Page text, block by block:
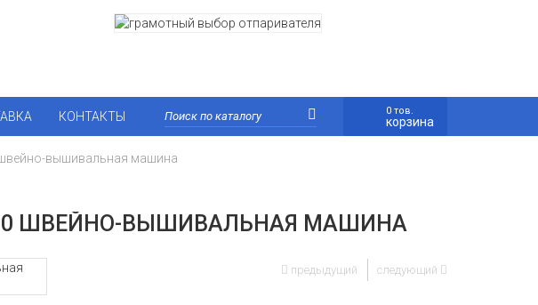
0 тов.
корзина
КОНТАКТЫ
вышивальная машина
9900 ШВЕЙНО-ВЫШИВАЛЬНАЯ МАШИНА
предыдущий следующий